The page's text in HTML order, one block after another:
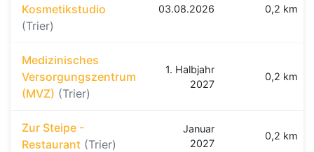
Kosmetikstudio
(Trier)
03.08.2026 0,2 km
Medizinisches
Versorgungszentrum
(MVZ) (Trier)
1. Halbjahr
2027
0,2 km
Zur Steipe -
Restaurant (Trier)
Januar
2027
0,2 km